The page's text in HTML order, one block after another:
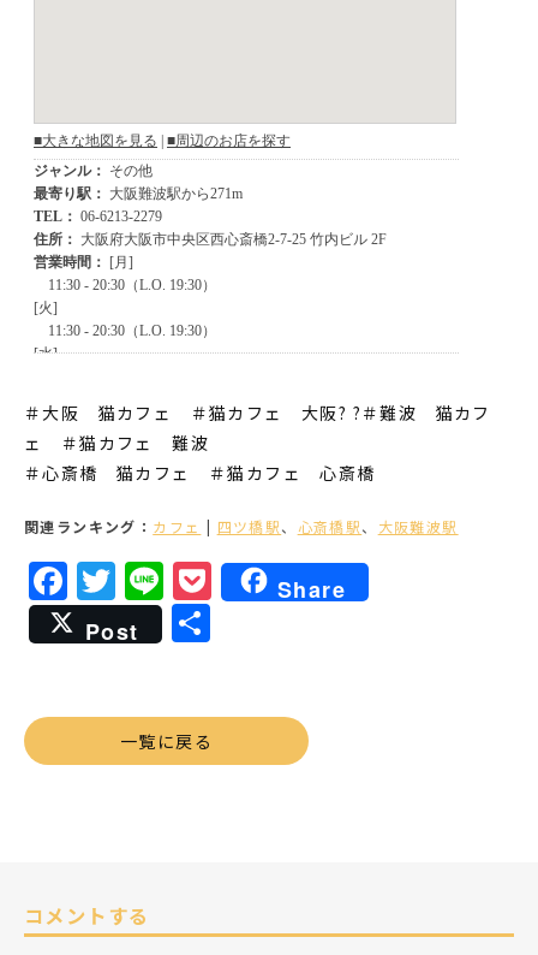
＃大阪 猫カフェ ＃猫カフェ 大阪? ?＃難波 猫カフ
ェ ＃猫カフェ 難波
＃心斎橋 猫カフェ ＃猫カフェ 心斎橋
関連ランキング： カフェ | 四ツ橋駅、 心斎橋駅、 大阪難波駅
Facebook
Twitter
LinePocket
Share
Post
共
一覧に戻る
コメントする